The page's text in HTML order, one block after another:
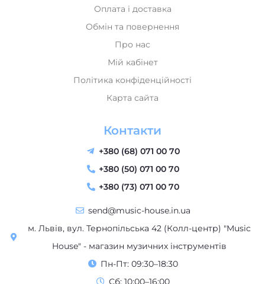
Оплата і доставка
Обмін та повернення
Про нас
Мій кабінет
Політика конфіденційності
Карта сайта
Контакти
+380 (68) 071 00 70
+380 (50) 071 00 70
+380 (73) 071 00 70
send@music-house.in.ua
м. Львів, вул. Тернопільська 42 (Колл-центр) "Music
House" - магазин музичних інструментів
Пн-Пт: 09:30–18:30
Сб: 10:00–16:00